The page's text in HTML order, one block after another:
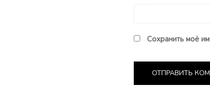
Сохранить моё